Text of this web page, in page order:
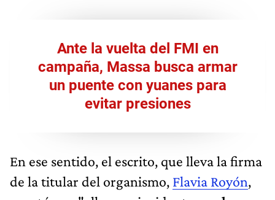
Ante la vuelta del FMI en
campaña, Massa busca armar
un puente con yuanes para
evitar presiones
En ese sentido, el escrito, que lleva la firma
de la titular del organismo, Flavia Royón,